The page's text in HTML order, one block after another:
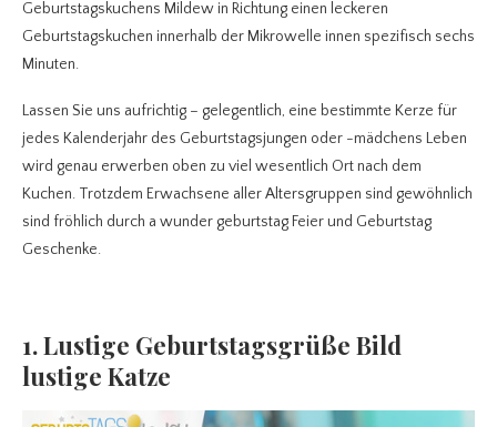
Geburtstagskuchens Mildew in Richtung einen leckeren
Geburtstagskuchen innerhalb der Mikrowelle innen spezifisch sechs
Minuten.
Lassen Sie uns aufrichtig – gelegentlich, eine bestimmte Kerze für
jedes Kalenderjahr des Geburtstagsjungen oder -mädchens Leben
wird genau erwerben oben zu viel wesentlich Ort nach dem
Kuchen. Trotzdem Erwachsene aller Altersgruppen sind gewöhnlich
sind fröhlich durch a wunder geburtstag Feier und Geburtstag
Geschenke.
1. Lustige Geburtstagsgrüße Bild
lustige Katze